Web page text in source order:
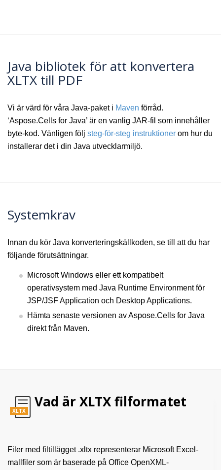
Java bibliotek för att konvertera
XLTX till PDF
Vi är värd för våra Java-paket i Maven förråd.
‘Aspose.Cells for Java’ är en vanlig JAR-fil som innehåller
byte-kod. Vänligen följ steg-för-steg instruktioner om hur du
installerar det i din Java utvecklarmiljö.
Systemkrav
Innan du kör Java konverteringskällkoden, se till att du har
följande förutsättningar.
Microsoft Windows eller ett kompatibelt
operativsystem med Java Runtime Environment för
JSP/JSF Application och Desktop Applications.
Hämta senaste versionen av Aspose.Cells for Java
direkt från Maven.
XLTX
Vad är XLTX filformatet
Filer med filtillägget .xltx representerar Microsoft Excel-
mallfiler som är baserade på Office OpenXML-